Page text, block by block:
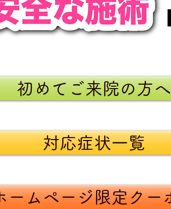
初めてご来院の方へ
対応症状一覧
ームページ限定クー